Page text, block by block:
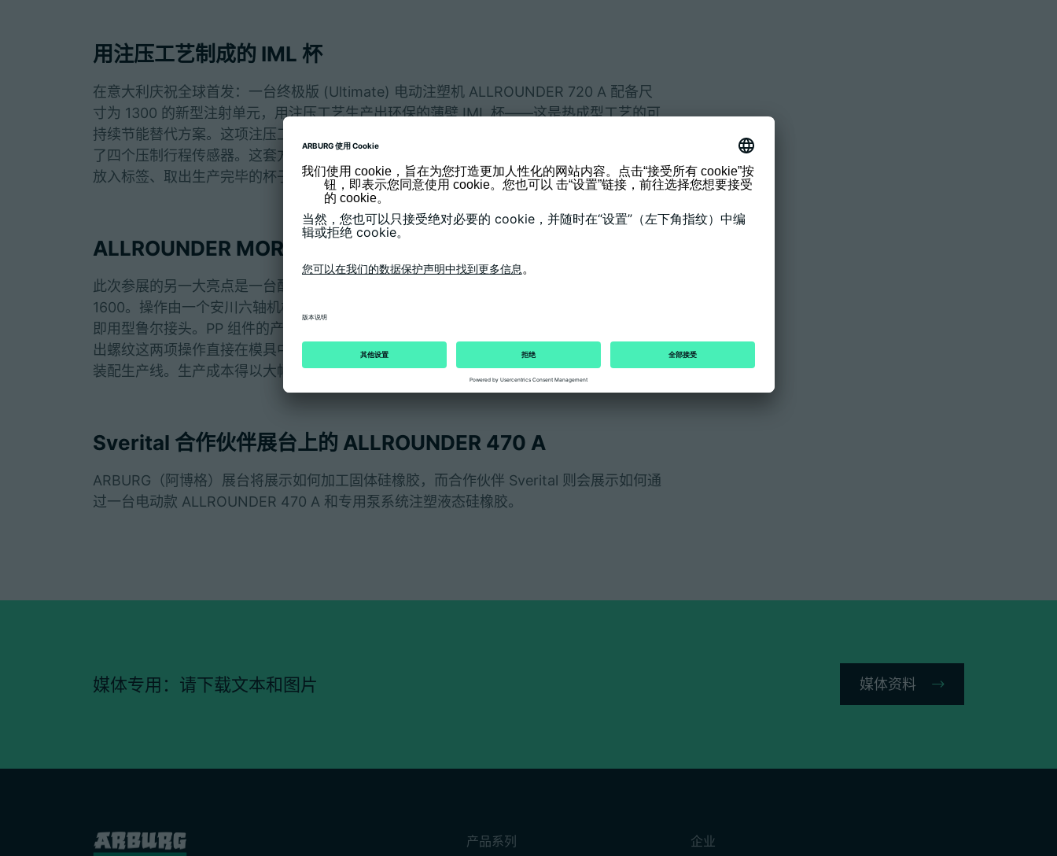
用注压工艺制成的 IML 杯
在意大利庆祝全球首发：一台终极版 (Ultimate) 电动注塑机 ALLROUNDER 720 A 配备尺
寸为 1300 的新型注射单元，用注压工艺生产出环保的薄壁 IML 杯——这是热成型工艺的可
持续节能替代方案。这项注压工艺展示用 PP 单一材料进行生产。为监控过程，该模具配备
了四个压制行程传感器。这套方案系统还集成了合作伙伴 Brink 公司的侧取式机械手，用于
放入标签、取出生产完毕的杯子，并将杯子在传送带上堆叠起来。
ALLROUNDER MORE 生产双组份部件
此次参展的另一大亮点是一台配备两个电动注射单元的双组份注塑机 ALLROUNDER MORE
1600。操作由一个安川六轴机械手执行。该展品可在大约十秒的循环时间内分别生产出四个
即用型鲁尔接头。PP 组件的产品重量为 .2 克，柔软的 TPE 组件甚至仅重 .05 克。封盖和拧
出螺纹这两项操作直接在模具中完成。这种创新型高端解决方案省去了第二个模具和另一条
装配生产线。生产成本得以大幅缩减。
Sverital 合作伙伴展台上的 ALLROUNDER 470 A
ARBURG（阿博格）展台将展示如何加工固体硅橡胶，而合作伙伴 Sverital 则会展示如何通
过一台电动款 ALLROUNDER 470 A 和专用泵系统注塑液态硅橡胶。
媒体专用：请下载文本和图片 媒体资料
产品系列 企业